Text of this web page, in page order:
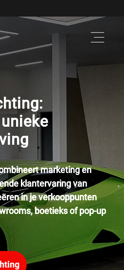
marketing en
klantervaring van
in je verkooppunten
boetieks of pop-up